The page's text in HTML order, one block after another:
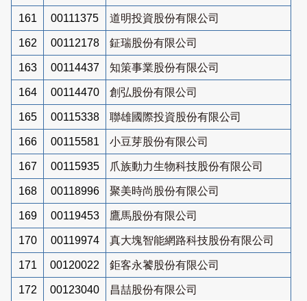
161 00111375 道明投資股份有限公司
162 00112178 鉦瑞股份有限公司
163 00114437 知策事業股份有限公司
164 00114470 創弘股份有限公司
165 00115338 聯雄國際投資股份有限公司
166 00115581 小豆芽股份有限公司
167 00115935 爪族動力生物科技股份有限公司
168 00118996 聚美時尚股份有限公司
169 00119453 鷹馬股份有限公司
170 00119974 真大塊智能網路科技股份有限公司
171 00120022 鉅客永饕股份有限公司
172 00123040 昌喆股份有限公司